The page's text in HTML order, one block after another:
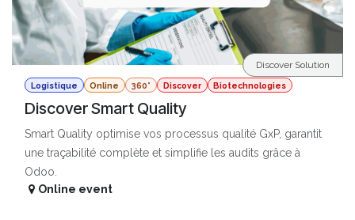
Logistique Online 360° Discover Biotechnologies
Discover Smart Quality
Smart Quality optimise vos processus qualité GxP, garantit
une traçabilité complète et simplifie les audits grâce à
Odoo.
Discover Solution
Online event